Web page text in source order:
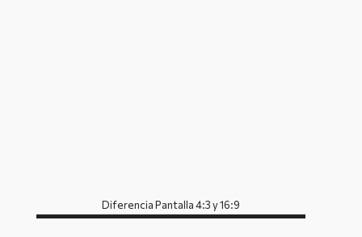
Diferencia Pantalla 4:3 y 16:9